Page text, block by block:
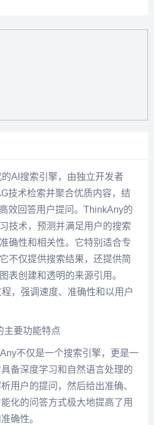
AI搜索引擎，由独立开发者
技术检索并聚合优质内容，结
效回答用户提问。ThinkAny的
技术，预测并满足用户的搜索
确性和相关性。它特别适合专
不仅提供搜索结果，还提供简
表创建和透明的来源引用。
，强调速度、准确性和以用户
主要功能特点
不仅是一个搜索引擎，更是一
备深度学习和自然语言处理的
用户的提问，然后给出准确、
化的问答方式极大地提高了用
确性。